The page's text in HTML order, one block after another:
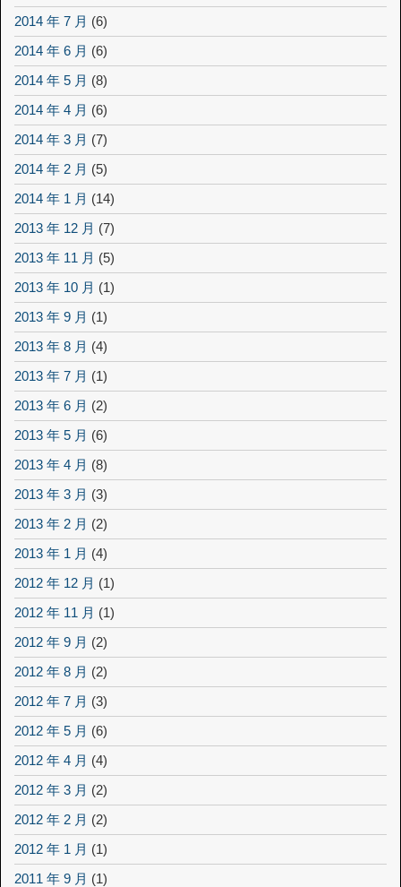
2014 年 7 月 (6)
2014 年 6 月 (6)
2014 年 5 月 (8)
2014 年 4 月 (6)
2014 年 3 月 (7)
2014 年 2 月 (5)
2014 年 1 月 (14)
2013 年 12 月 (7)
2013 年 11 月 (5)
2013 年 10 月 (1)
2013 年 9 月 (1)
2013 年 8 月 (4)
2013 年 7 月 (1)
2013 年 6 月 (2)
2013 年 5 月 (6)
2013 年 4 月 (8)
2013 年 3 月 (3)
2013 年 2 月 (2)
2013 年 1 月 (4)
2012 年 12 月 (1)
2012 年 11 月 (1)
2012 年 9 月 (2)
2012 年 8 月 (2)
2012 年 7 月 (3)
2012 年 5 月 (6)
2012 年 4 月 (4)
2012 年 3 月 (2)
2012 年 2 月 (2)
2012 年 1 月 (1)
2011 年 9 月 (1)